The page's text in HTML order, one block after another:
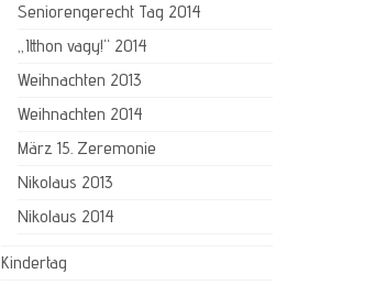
Seniorengerecht Tag 2014
„Itthon vagy!“ 2014
Weihnachten 2013
Weihnachten 2014
März 15. Zeremonie
Nikolaus 2013
Nikolaus 2014
Kindertag